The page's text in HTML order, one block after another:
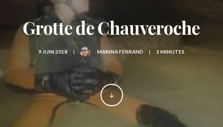
JOURNAL
CONTACT
Grotte de Chauveroche
9 JUIN 2018 | MARINA FERRAND | 3 MINUTES